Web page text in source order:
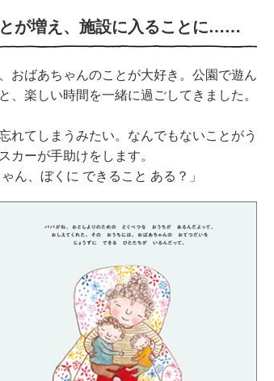
が増え、施設に入ることに……
おばあちゃんのことが大好き。公園で遊ん
楽しい時間を一緒に過ごしてきました。
てしまうみたい。なんでもないことがう
ーが手助けをします。
ん、ぼくに できること ある？」